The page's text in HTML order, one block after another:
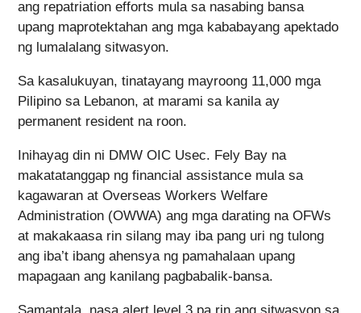
ang repatriation efforts mula sa nasabing bansa
upang maprotektahan ang mga kababayang apektado
ng lumalalang sitwasyon.
Sa kasalukuyan, tinatayang mayroong 11,000 mga
Pilipino sa Lebanon, at marami sa kanila ay
permanent resident na roon.
Inihayag din ni DMW OIC Usec. Fely Bay na
makatatanggap ng financial assistance mula sa
kagawaran at Overseas Workers Welfare
Administration (OWWA) ang mga darating na OFWs
at makakaasa rin silang may iba pang uri ng tulong
ang iba’t ibang ahensya ng pamahalaan upang
mapagaan ang kanilang pagbabalik-bansa.